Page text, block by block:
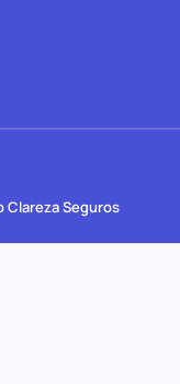
Clareza Seguros